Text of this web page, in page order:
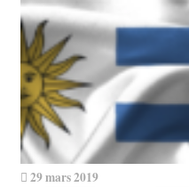
29 mars 2019